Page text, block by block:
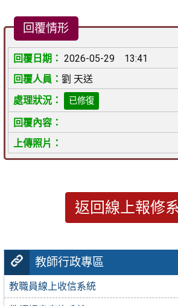
教師行政專區
教職員線上收信系統
回覆情形
2026-05-29 13:41
劉 天送
已修復
返回線上報修